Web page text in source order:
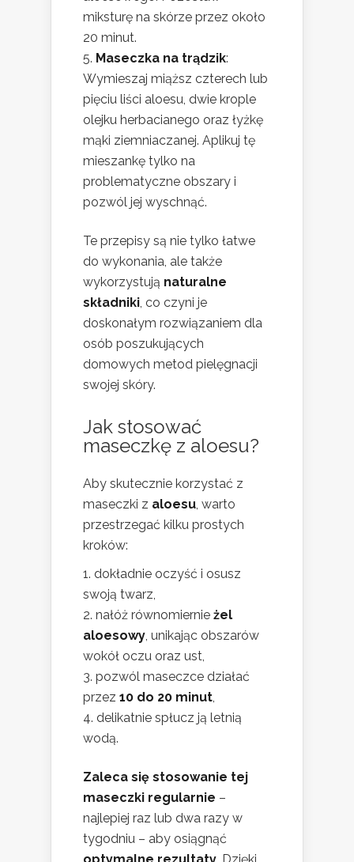
miksturę na skórze przez około
20 minut.
Maseczka na trądzik:
Wymieszaj miąższ czterech lub
pięciu liści aloesu, dwie krople
olejku herbacianego oraz łyżkę
mąki ziemniaczanej. Aplikuj tę
mieszankę tylko na
problematyczne obszary i
pozwól jej wyschnąć.
Te przepisy są nie tylko łatwe
do wykonania, ale także
wykorzystują naturalne
składniki , co czyni je
doskonałym rozwiązaniem dla
osób poszukujących
domowych metod pielęgnacji
swojej skóry.
Jak stosować
maseczkę z aloesu?
Aby skutecznie korzystać z
maseczki z aloesu , warto
przestrzegać kilku prostych
kroków:
dokładnie oczyść i osusz
swoją twarz,
nałóż równomiernie żel
aloesowy , unikając obszarów
wokół oczu oraz ust,
pozwól maseczce działać
przez 10 do 20 minut
delikatnie spłucz ją letnią
wodą.
Zaleca się stosowanie tej
maseczki regularnie –
najlepiej raz lub dwa razy w
tygodniu – aby osiągnąć
optymalne rezultaty. Dzięki